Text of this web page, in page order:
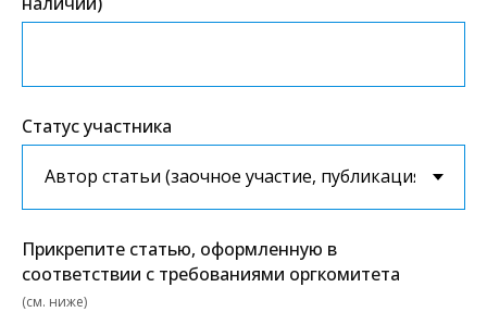
Статус участника
Прикрепите статью, оформленную в
соответствии с требованиями оргкомитета
(см. ниже)